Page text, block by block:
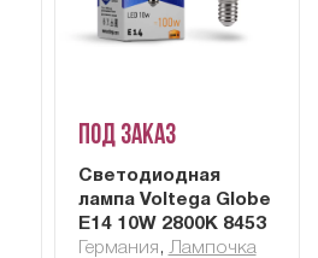
Под заказ
Светодиодная
лампа Voltega Globe
E14 10W 2800K 8453
Германия , Лампочка